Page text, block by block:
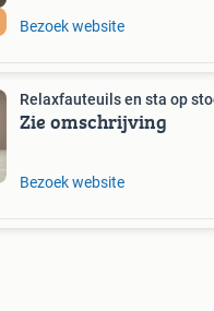
Bezoek website
Relaxfauteuils en sta op
Zie omschrijving
Bezoek website